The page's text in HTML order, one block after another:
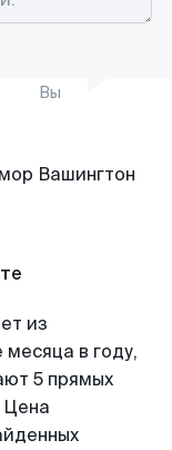
Вы
из
в году,
5 прямых
Цена